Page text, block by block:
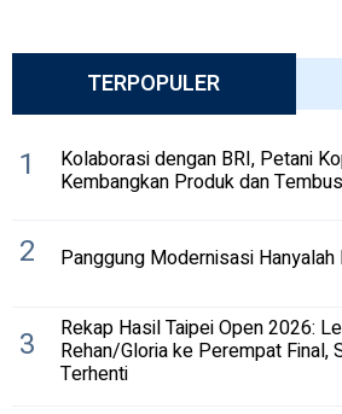
TERPOPULER
1 Kolaborasi dengan BRI, Petani
Kembangkan Produk dan
2 Panggung Modernisasi Hanyalah
3 Rekap Hasil Taipei Open 2026:
Rehan/Gloria ke Perempat Final,
Terhenti